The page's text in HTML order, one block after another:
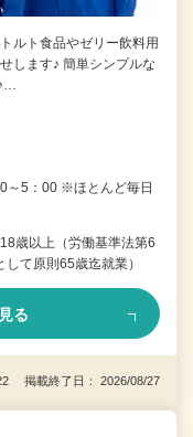
ルト食品やゼリー飲料用
します♪ 簡単シンプルな
～5：00 ※ほとんど毎日
歳以上（労働基準法第6
て原則65歳迄就業）
る
掲載終了日： 2026/08/27